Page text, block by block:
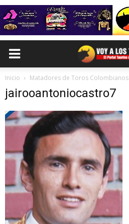
Inicio Matadores de Toros Colombianos
jairooantoniocastro7